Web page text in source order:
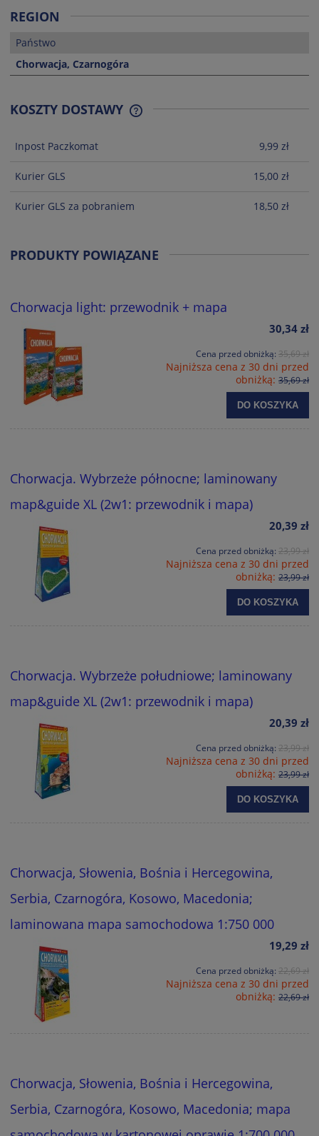
REGION
Państwo
Chorwacja, Czarnogóra
KOSZTY DOSTAWY
Inpost Paczkomat 9,99 zł
Kurier GLS 15,00 zł
Kurier GLS za pobraniem 18,50 zł
PRODUKTY POWIĄZANE
Chorwacja light: przewodnik + mapa
30,34 zł
Cena przed obniżką: 35,69 zł
Najniższa cena z 30 dni przed
obniżką: 35,69 zł
DO KOSZYKA
Chorwacja. Wybrzeże północne; laminowany
map&guide XL (2w1: przewodnik i mapa)
20,39 zł
Cena przed obniżką: 23,99 zł
Najniższa cena z 30 dni przed
obniżką: 23,99 zł
DO KOSZYKA
Chorwacja. Wybrzeże południowe; laminowany
map&guide XL (2w1: przewodnik i mapa)
20,39 zł
Cena przed obniżką: 23,99 zł
Najniższa cena z 30 dni przed
obniżką: 23,99 zł
DO KOSZYKA
Chorwacja, Słowenia, Bośnia i Hercegowina,
Serbia, Czarnogóra, Kosowo, Macedonia;
laminowana mapa samochodowa 1:750 000
19,29 zł
Cena przed obniżką: 22,69 zł
Najniższa cena z 30 dni przed
obniżką: 22,69 zł
Chorwacja, Słowenia, Bośnia i Hercegowina,
Serbia, Czarnogóra, Kosowo, Macedonia; mapa